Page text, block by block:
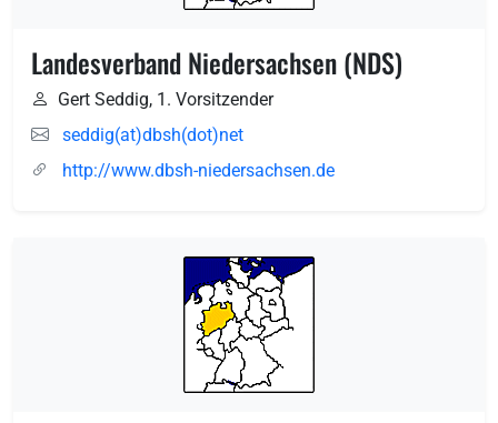
Landesverband Niedersachsen (NDS)
Gert Seddig, 1. Vorsitzender
seddig(at)dbsh(dot)net
http://www.dbsh-niedersachsen.de